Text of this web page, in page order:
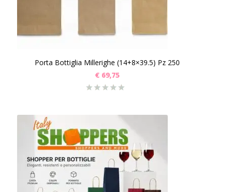
Porta Bottiglia Millerighe (14+8×39.5) Pz 250
€ 69,75